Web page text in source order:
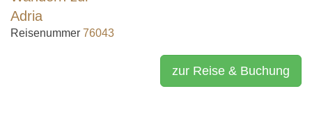
Reisenummer 76043
zur Reise & Buchung